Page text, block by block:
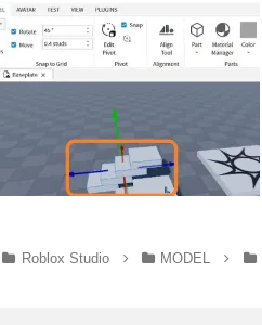
Roblox Studio MODEL